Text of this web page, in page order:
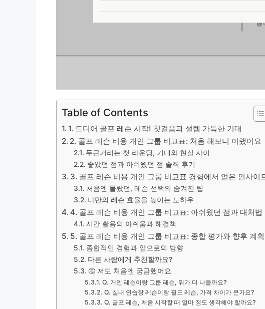
Table of Contents
1. 드디어 골프 레슨 시작! 첫걸음과 설렘 가득한 기대
2. 골프 레슨 비용 개인 그룹 비교표: 처음 해보니 이랬어요
두근거리는 첫 라운딩, 기대와 현실 사이
좋았던 점과 아쉬웠던 점 솔직 후기
3. 골프 레슨 비용 개인 그룹 비교표 경험에서 얻은 인사이
처음엔 몰랐던, 레슨 선택의 숨겨진 팁
나만의 레슨 효율을 높이는 노하우
4. 골프 레슨 비용 개인 그룹 비교표: 아쉬웠던 점과 대처법
시간 활용의 아쉬움과 해결책
5. 골프 레슨 비용 개인 그룹 비교표: 종합 평가와 향후 계획
종합적인 경험과 앞으로의 방향
다른 사람에게 추천할까요?
🤔 저도 처음엔 궁금했어요
Q. 개인 레슨이랑 그룹 레슨, 뭐가 더 나을까요?
Q. 실내 연습장 레슨이랑 필드 레슨, 가격 차이가 큰가요?
Q. 골프 레슨, 처음 시작할 때 얼마 정도 생각해야 할까요?